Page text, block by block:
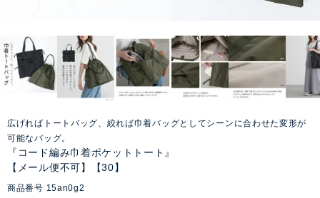
広げればトートバッグ、絞れば巾着バッグとしてシーンに合わせた変形が
可能なバッグ。
『コード編み巾着ポケットトート』
【メール便不可】【30】
商品番号 15an0g2